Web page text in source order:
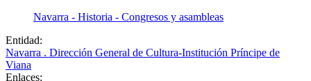
Navarra - Historia - Congresos y asambleas
Entidad:
Navarra . Dirección General de Cultura-Institución Príncipe de
Viana
Enlaces: